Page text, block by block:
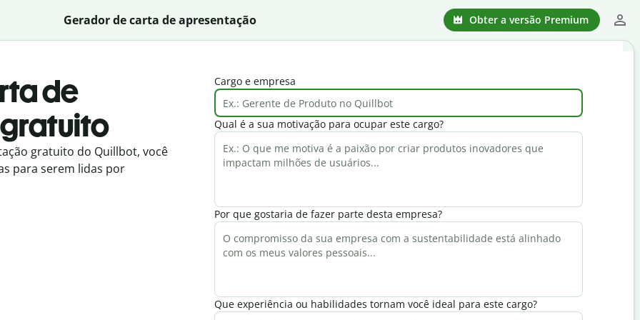
Gerador de carta de apresentação Obter a versão Premium
de
gratuito do Quillbot, você
para serem lidas por
Cargo e empresa
Qual é a sua motivação para ocupar este cargo?
Por que gostaria de fazer parte desta empresa?
Que experiência ou habilidades tornam você ideal para este cargo?